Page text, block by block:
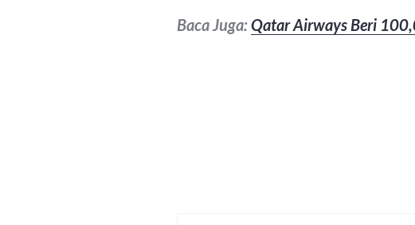
Baca Juga:Qatar Airways Beri